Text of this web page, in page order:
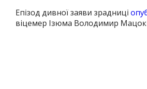
Епізод дивної заяви зрадниці
віцемер Ізюма Володимир